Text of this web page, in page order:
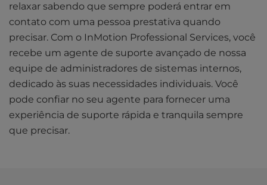
relaxar sabendo que sempre poderá entrar em
contato com uma pessoa prestativa quando
precisar. Com o InMotion Professional Services, você
recebe um agente de suporte avançado de nossa
equipe de administradores de sistemas internos,
dedicado às suas necessidades individuais. Você
pode confiar no seu agente para fornecer uma
experiência de suporte rápida e tranquila sempre
que precisar.